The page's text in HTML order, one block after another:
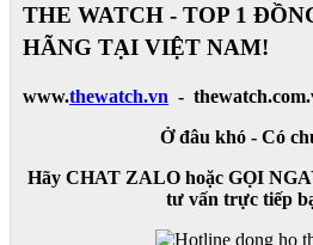
THE WATCH - TOP 1
HÃNG TẠI VIỆT NAM!
www.thewatch.vn -
Ở đâu khó - Có
Hãy CHAT ZALO hoặc GỌI
tư vấn trực tiếp